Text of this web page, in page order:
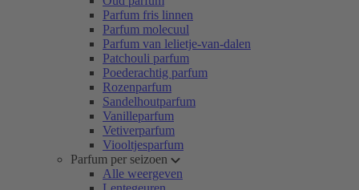
Parfum fris linnen
Parfum molecuul
Parfum van lelietje-van-dalen
Patchouli parfum
Poederachtig parfum
Rozenparfum
Sandelhoutparfum
Vanilleparfum
Vetiverparfum
Viooltjesparfum
Parfum per seizoen
Alle weergeven